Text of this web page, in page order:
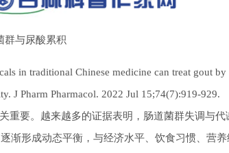
群与尿酸累积
in traditional Chinese medicine can treat gout by
J Pharm Pharmacol. 2022 Jul 15;74(7):919-929.
要。越来越多的证据表明，肠道菌群失调与代
渐形成动态平衡，与经济水平、饮食习惯、营